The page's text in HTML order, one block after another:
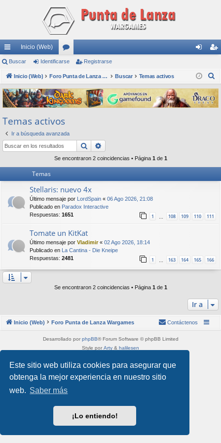
Este sitio web utiliza cookies para asegurar que
obtenga la mejor experiencia en nuestro sitio
web. Saber más
¡Lo entiendo!
nl
ac
es
rá
pi
do
s
Inicio (Web)
or
os nti
fic
ar
ist
ra
rs
Buscar Identificarse Registrarse
Inicio (Web) Foro Punta de Lanza Wargames Buscar Temas activos
s
c
Temas activos
Ir a búsqueda avanzada
Buscar
Se encontraron 2 coincidencias • Página 1 de 1
Temas
Stellaris: nuevo 4x
Último mensaje por LordSpain « 06 Ago 2026, 21:08
Publicado en Paradox Interactive
Respuestas: 1651 1 108 109 110 111
Tomate un KitKat
Último mensaje por Vladimir« 02 Ago 2026, 18:14
Publicado en La Cantina - Die Kneipe
Respuestas: 2481 1 163 164 165 166
Se encontraron 2 coincidencias • Página 1 de 1
Ir a
Inicio (Web) Foro Punta de Lanza Wargames Contáctenos
Desarrollado por phpBB® Forum Software © phpBB Limited
Style por Arty & halilesen
Privacidad| Condiciones